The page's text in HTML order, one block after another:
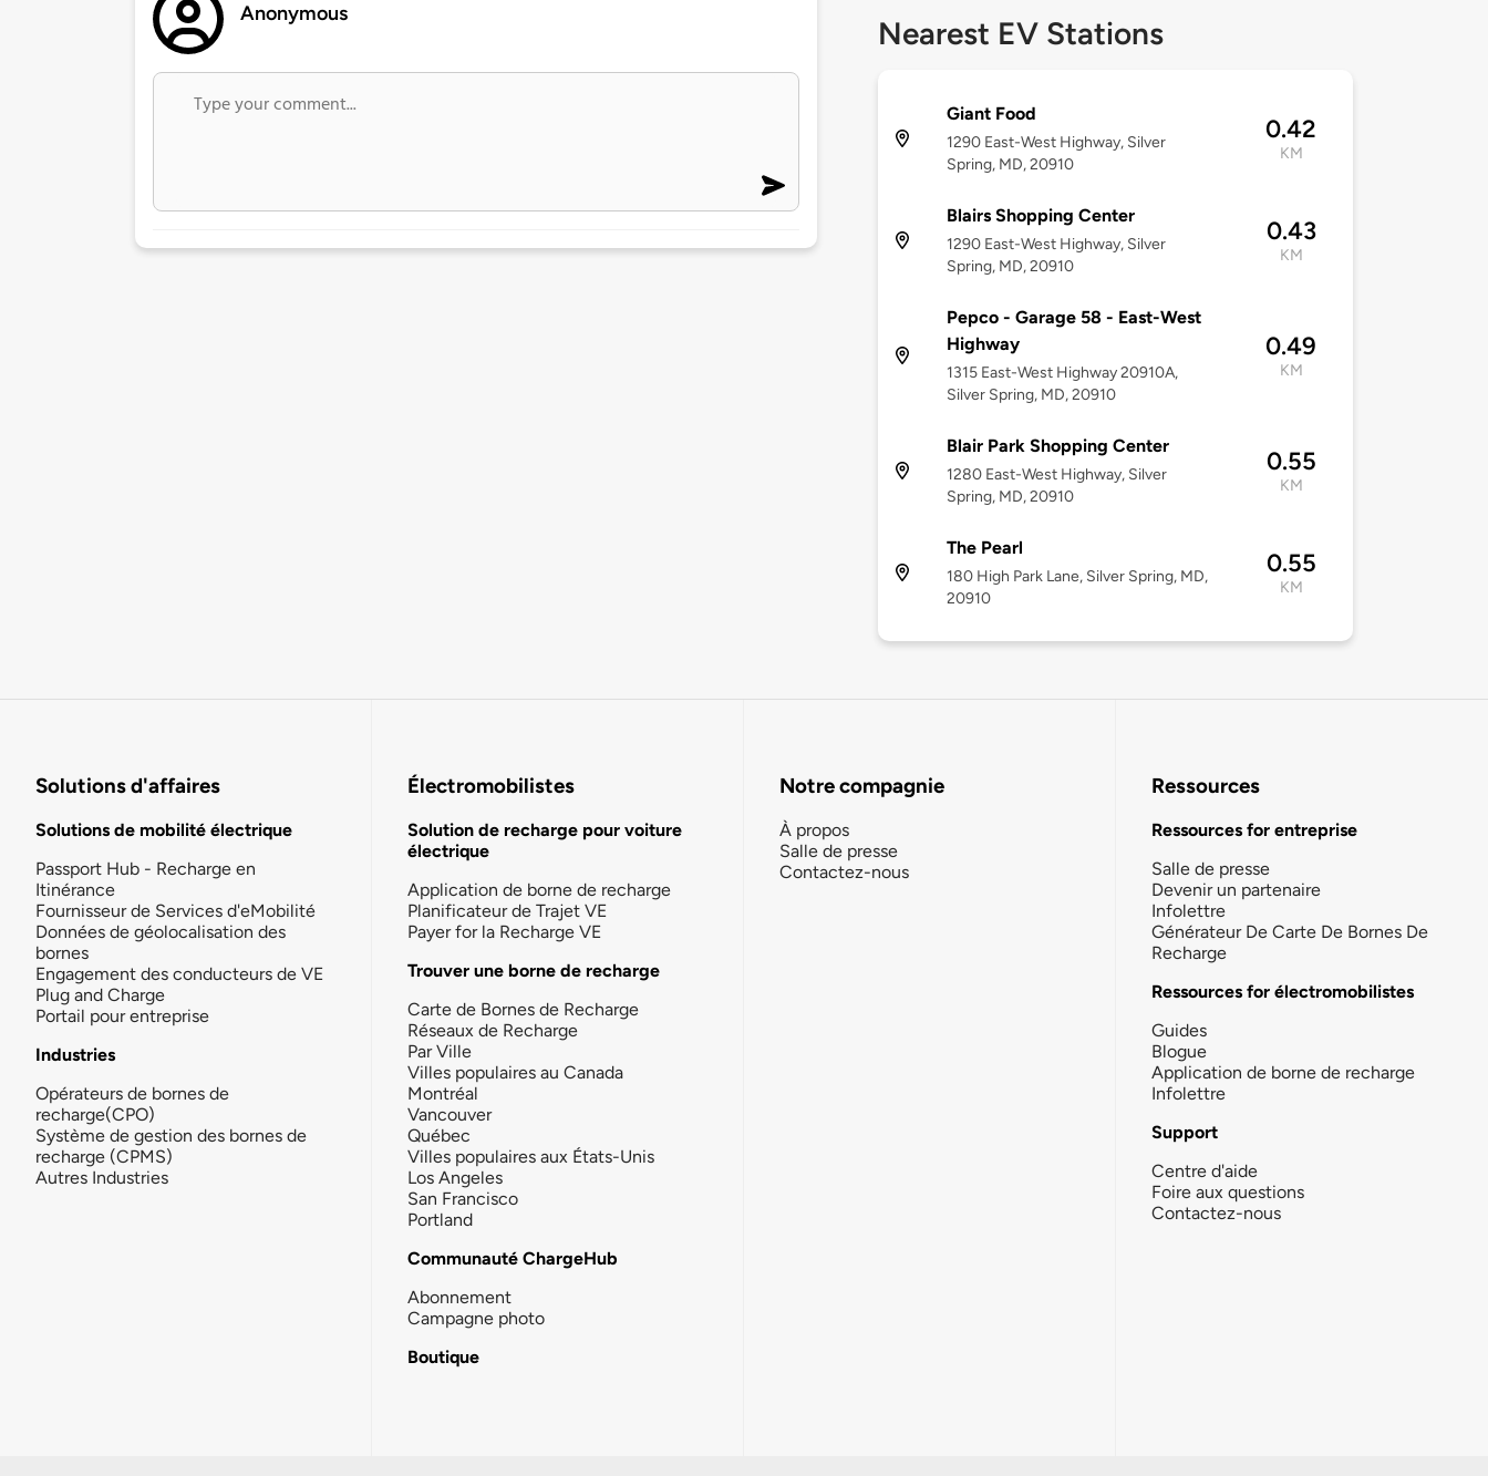
Anonymous
Nearest EV Stations
Giant Food
1290 East-West Highway, Silver
Spring, MD, 20910
0.42
KM
Blairs Shopping Center
1290 East-West Highway, Silver
Spring, MD, 20910
0.43
KM
Pepco - Garage 58 - East-West
Highway
1315 East-West Highway 20910A,
Silver Spring, MD, 20910
0.49
KM
Blair Park Shopping Center
1280 East-West Highway, Silver
Spring, MD, 20910
0.55
KM
The Pearl
180 High Park Lane, Silver Spring, MD,
20910
0.55
KM
Solutions d'affaires
Solutions de mobilité électrique
Passport Hub - Recharge en
Itinérance
Fournisseur de Services d'eMobilité
Données de géolocalisation des
bornes
Engagement des conducteurs de VE
Plug and Charge
Portail pour entreprise
Industries
Opérateurs de bornes de
recharge(CPO)
Système de gestion des bornes de
recharge (CPMS)
Autres Industries
Électromobilistes
Solution de recharge pour voiture
électrique
Application de borne de recharge
Planificateur de Trajet VE
Payer for la Recharge VE
Trouver une borne de recharge
Carte de Bornes de Recharge
Réseaux de Recharge
Par Ville
Villes populaires au Canada
Montréal
Vancouver
Québec
Villes populaires aux États-Unis
Los Angeles
San Francisco
Portland
Communauté ChargeHub
Abonnement
Campagne photo
Boutique
Notre compagnie
À propos
Salle de presse
Contactez-nous
Ressources
Ressources for entreprise
Salle de presse
Devenir un partenaire
Infolettre
Générateur De Carte De Bornes De
Recharge
Ressources for électromobilistes
Guides
Blogue
Application de borne de recharge
Infolettre
Support
Centre d'aide
Foire aux questions
Contactez-nous